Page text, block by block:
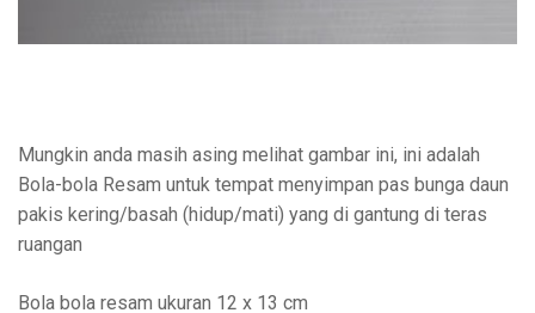
Mungkin anda masih asing melihat gambar ini, ini adalah
Bola-bola Resam untuk tempat menyimpan pas bunga daun
pakis kering/basah (hidup/mati) yang di gantung di teras
ruangan
Bola bola resam ukuran 12 x 13 cm